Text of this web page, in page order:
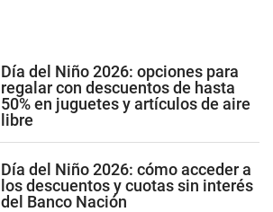
Día del Niño 2026: opciones para
regalar con descuentos de hasta
50% en juguetes y artículos de aire
libre
Día del Niño 2026: cómo acceder a
los descuentos y cuotas sin interés
del Banco Nación